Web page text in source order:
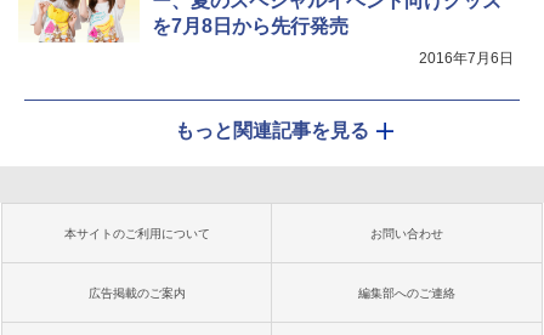
を7月8日から先行発売
2016年7月6日
もっと関連記事を見る
本サイトのご利用について お問い合わせ
広告掲載のご案内 編集部へのご連絡